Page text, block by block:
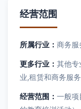
经营范围
所属行业： 商务服
更多行业： 其他专
业,租赁和商务服
经营范围： 一般项